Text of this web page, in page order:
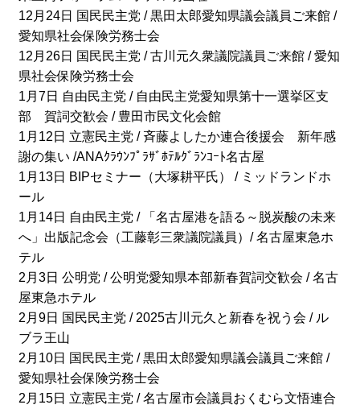
12月24日 国民民主党 / 黒田太郎愛知県議会議員ご来館 /
愛知県社会保険労務士会
12月26日 国民民主党 / 古川元久衆議院議員ご来館 / 愛知
県社会保険労務士会
1月7日 自由民主党 / 自由民主党愛知県第十一選挙区支
部 賀詞交歓会 / 豊田市民文化会館
1月12日 立憲民主党 / 斉藤よしたか連合後援会 新年感
謝の集い /ANAｸﾗｳﾝﾌﾟﾗｻﾞﾎﾃﾙｸﾞﾗﾝｺｰﾄ名古屋
1月13日 BIPセミナー（大塚耕平氏） / ミッドランドホ
ール
1月14日 自由民主党 / 「名古屋港を語る～脱炭酸の未来
へ」出版記念会（工藤彰三衆議院議員）/ 名古屋東急ホ
テル
2月3日 公明党 / 公明党愛知県本部新春賀詞交歓会 / 名古
屋東急ホテル
2月9日 国民民主党 / 2025古川元久と新春を祝う会 / ル
ブラ王山
2月10日 国民民主党 / 黒田太郎愛知県議会議員ご来館 /
愛知県社会保険労務士会
2月15日 立憲民主党 / 名古屋市会議員おくむら文悟連合